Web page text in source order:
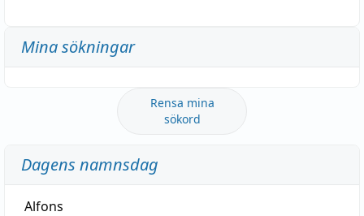
Mina sökningar
Rensa mina
sökord
Dagens namnsdag
Alfons